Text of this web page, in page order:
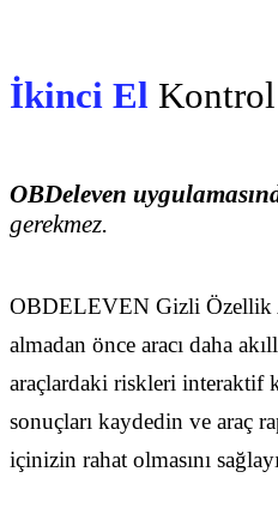
İkinci El Kontrol
OBDeleven
gerekmez.
OBDELEVEN Gizli Özellik
almadan önce aracı daha
araçlardaki riskleri interaktif
sonuçları kaydedin ve araç
içinizin rahat olmasını